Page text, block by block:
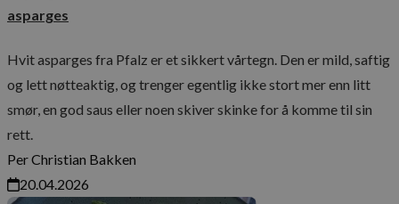
asparges
Hvit asparges fra Pfalz er et sikkert vårtegn. Den er mild, saftig
og lett nøtteaktig, og trenger egentlig ikke stort mer enn litt
smør, en god saus eller noen skiver skinke for å komme til sin
rett.
Per Christian Bakken
20.04.2026